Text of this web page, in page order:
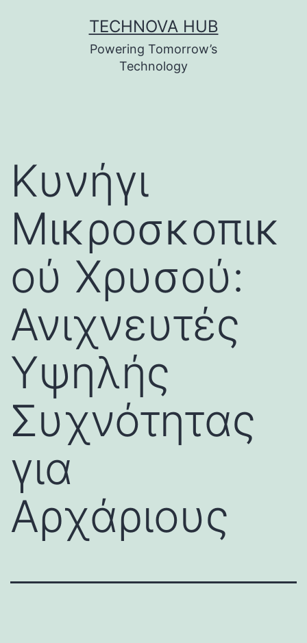
TECHNOVA HUB
Powering Tomorrow’s
Technology
Κυνήγι
Μικροσκοπικ
ού Χρυσού:
Ανιχνευτές
Υψηλής
Συχνότητας
για
Αρχάριους